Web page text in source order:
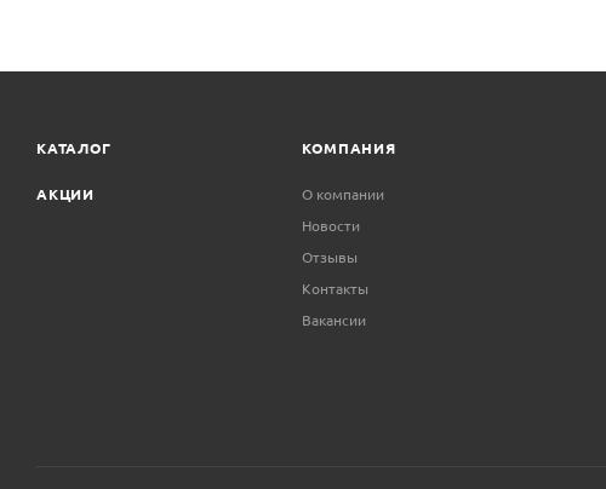
КАТАЛОГ
АКЦИИ
КОМПАНИЯ
О компании
Новости
Отзывы
Контакты
Вакансии